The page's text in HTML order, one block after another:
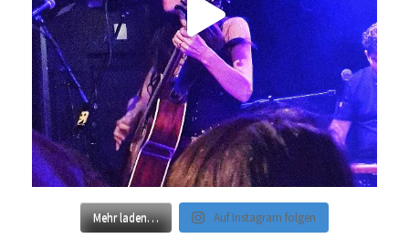
Mehr laden… Auf Instagram folgen